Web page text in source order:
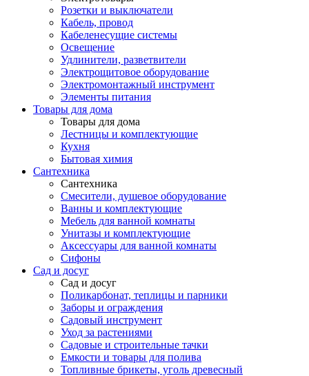
Розетки и выключатели
Кабель, провод
Кабеленесущие системы
Освещение
Удлинители, разветвители
Электрощитовое оборудование
Электромонтажный инструмент
Элементы питания
Товары для дома
Товары для дома
Лестницы и комплектующие
Кухня
Бытовая химия
Сантехника
Сантехника
Смесители, душевое оборудование
Ванны и комплектующие
Мебель для ванной комнаты
Унитазы и комплектующие
Аксессуары для ванной комнаты
Сифоны
Сад и досуг
Сад и досуг
Поликарбонат, теплицы и парники
Заборы и ограждения
Садовый инструмент
Уход за растениями
Садовые и строительные тачки
Емкости и товары для полива
Топливные брикеты, уголь древесный